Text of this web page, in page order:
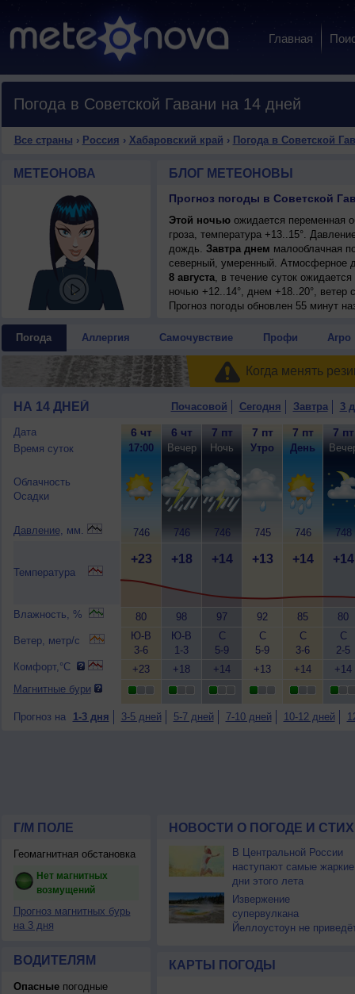
Главная
Погода в Советской Гавани на 14 дней
Все страны › Россия › Хабаровский край › Погода в Советской
МЕТЕОНОВА БЛОГ МЕТЕОНОВЫ
Прогноз погоды в Советской
Этой ночьюожидается переменная
гроза, температура +13..15°.
дождь. Завтра днем малооблачная
северный, умеренный. Атмосферное
8 августа, в течение суток
ночью +12..14°, днем +18..20°, ветер
Прогноз погоды обновлен 55 минут
Погода Аллергия Самочувствие Профи Агро
Когда менять
НА 14 ДНЕЙ Почасовой Сегодня Завтра 3
Дата
Время суток
Облачность
Осадки
Давление, мм.
Температура
Влажность, %
Ветер, метр/с
Комфорт,°C
Магнитные бури
6 чт
17:00
746
+23
80
Ю-В
3-6
+23
6 чт
Вечер
746
+18
98
Ю-В
1-3
+18
7 пт
Ночь
746
+14
97
С
5-9
+14
7 пт
Утро
745
+13
92
С
5-9
+13
7 пт
День
746
+14
85
С
3-6
+14
7 пт
748
+14
80
С
2-5
+14
Прогноз на 1-3 дня 3-5 дней 5-7 дней 7-10 дней 10-12 дней
Г/М ПОЛЕ
Геомагнитная обстановка
Нет магнитных
возмущений
Прогноз магнитных бурь
на 3 дня
ВОДИТЕЛЯМ
Опасныепогодные
НОВОСТИ О ПОГОДЕ И
В Центральной России
наступают самые жаркие
дни этого лета
Извержение
супервулкана
Йеллоустоун не
КАРТЫ ПОГОДЫ